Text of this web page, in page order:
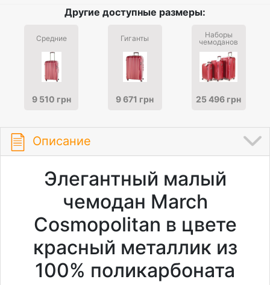
Другие доступные размеры:
Средние
9 510 грн
Гиганты
9 671 грн
Наборы
чемоданов
25 496 грн
Описание
Элегантный малый
чемодан March
Cosmopolitan в цвете
красный металлик из
100% поликарбоната